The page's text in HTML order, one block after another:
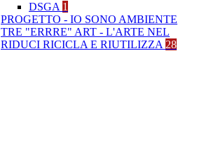
DSGA 1
PROGETTO - IO SONO AMBIENTE
TRE "ERRRE" ART - L'ARTE NEL
RIDUCI RICICLA E RIUTILIZZA 28